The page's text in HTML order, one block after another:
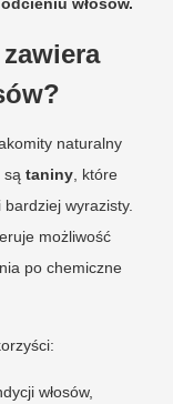
naturalny
są taniny , które
wyrazisty.
możliwość
po chemiczne
włosów,